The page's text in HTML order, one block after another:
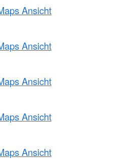
Ansicht
Ansicht
Ansicht
Ansicht
Ansicht